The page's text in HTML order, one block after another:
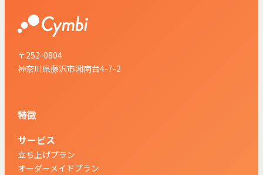
〒252-0804
神奈川県藤沢市湘南台4-7-2
特徴
サービス
立ち上げプラン
オーダーメイドプラン